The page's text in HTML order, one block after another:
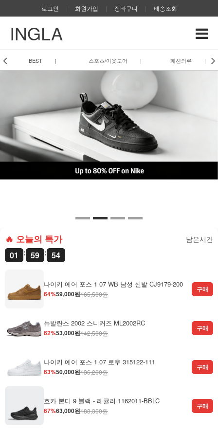
로그인 | 회원가입 | 장바구니 | 배송조회
INGLA
BEST | 스포츠/아웃도어 | 패션의류 |
🔥 오늘의 특가 남은시간
01 : 59 : 53
나이키 에어 포스 1 07 WB 남성 신발 CJ9179-200
64%59,000원165,500원
구매
뉴발란스 2002 스니커즈 ML2002RC
62%53,000원142,500원
구매
나이키 에어 포스 1 07 로우 315122-111
63%50,000원136,200원
구매
호카 본디 9 블랙 - 레귤러 1162011-BBLC
67%63,000원188,300원
구매